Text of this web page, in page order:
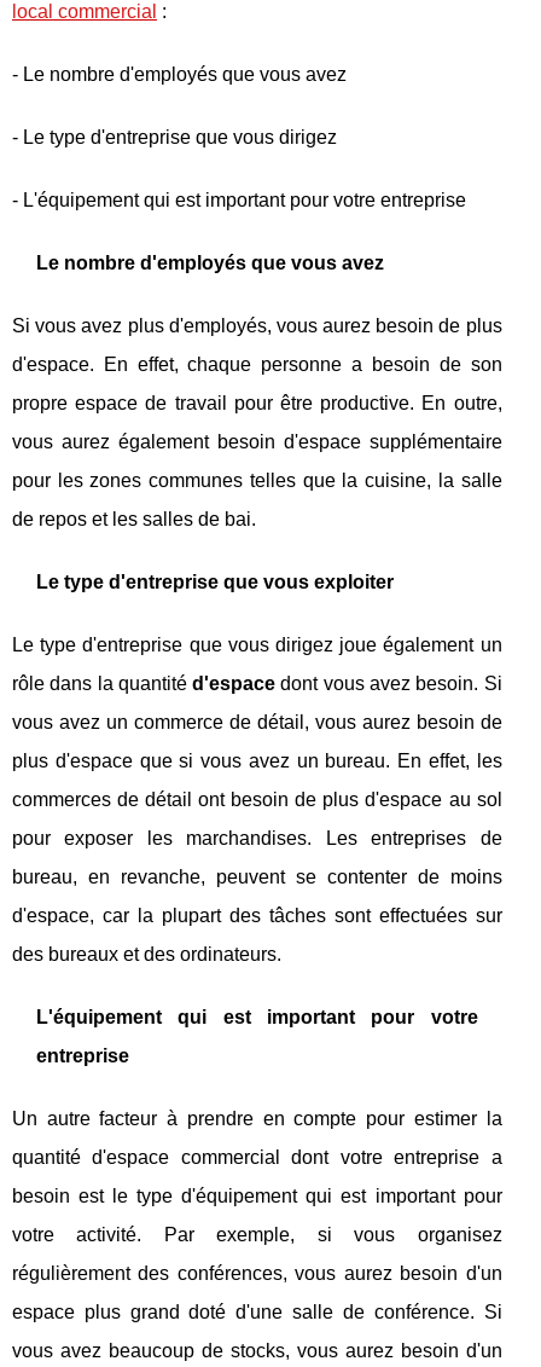
local commercial :
- Le nombre d'employés que vous avez
- Le type d'entreprise que vous dirigez
- L'équipement qui est important pour votre entreprise
Le nombre d'employés que vous avez
Si vous avez plus d'employés, vous aurez besoin de plus
d'espace. En effet, chaque personne a besoin de son
propre espace de travail pour être productive. En outre,
vous aurez également besoin d'espace supplémentaire
pour les zones communes telles que la cuisine, la salle
de repos et les salles de bai.
Le type d'entreprise que vous exploiter
Le type d'entreprise que vous dirigez joue également un
rôle dans la quantitéd'espace dont vous avez besoin. Si
vous avez un commerce de détail, vous aurez besoin de
plus d'espace que si vous avez un bureau. En effet, les
commerces de détail ont besoin de plus d'espace au sol
pour exposer les marchandises. Les entreprises de
bureau, en revanche, peuvent se contenter de moins
d'espace, car la plupart des tâches sont effectuées sur
des bureaux et des ordinateurs.
L'équipement qui est important pour votre
entreprise
Un autre facteur à prendre en compte pour estimer la
quantité d'espace commercial dont votre entreprise a
besoin est le type d'équipement qui est important pour
votre activité. Par exemple, si vous organisez
régulièrement des conférences, vous aurez besoin d'un
espace plus grand doté d'une salle de conférence. Si
vous avez beaucoup de stocks, vous aurez besoin d'un